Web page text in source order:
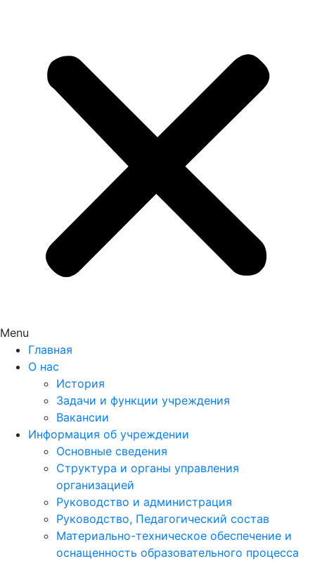
Menu
Главная
О нас
История
Задачи и функции учреждения
Вакансии
Информация об учреждении
Основные сведения
Структура и органы управления
организацией
Руководство и администрация
Руководство, Педагогический состав
Материально-техническое обеспечение и
оснащенность образовательного процесса